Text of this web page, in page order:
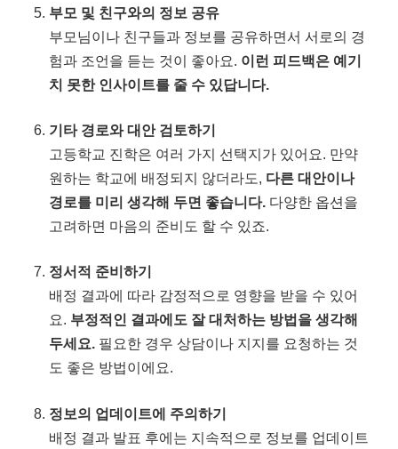
부모 및 친구와의 정보 공유
부모님이나 친구들과 정보를 공유하면서 서로의 경
험과 조언을 듣는 것이 좋아요. 이런 피드백은 예기
치 못한 인사이트를 줄 수 있답니다.
기타 경로와 대안 검토하기
고등학교 진학은 여러 가지 선택지가 있어요. 만약
원하는 학교에 배정되지 않더라도, 다른 대안이나
경로를 미리 생각해 두면 좋습니다. 다양한 옵션을
고려하면 마음의 준비도 할 수 있죠.
정서적 준비하기
배정 결과에 따라 감정적으로 영향을 받을 수 있어
요. 부정적인 결과에도 잘 대처하는 방법을 생각해
두세요. 필요한 경우 상담이나 지지를 요청하는 것
도 좋은 방법이에요.
정보의 업데이트에 주의하기
배정 결과 발표 후에는 지속적으로 정보를 업데이트